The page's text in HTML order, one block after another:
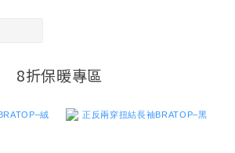
8折保暖專區